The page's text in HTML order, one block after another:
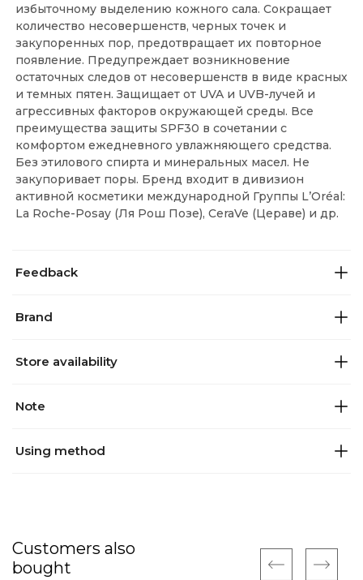
избыточному выделению кожного сала. Сокращает
количество несовершенств, черных точек и
закупоренных пор, предотвращает их повторное
появление. Предупреждает возникновение
остаточных следов от несовершенств в виде красных
и темных пятен. Защищает от UVA и UVB-лучей и
агрессивных факторов окружающей среды. Все
преимущества защиты SPF30 в сочетании с
комфортом ежедневного увлажняющего средства.
Без этилового спирта и минеральных масел. Не
закупоривает поры. Бренд входит в дивизион
активной косметики международной Группы LʼOréal:
La Roche-Posay (Ля Рош Позе), CeraVe (Цераве) и др.
Feedback
Brand
Store availability
Note
Using method
Customers also
bought